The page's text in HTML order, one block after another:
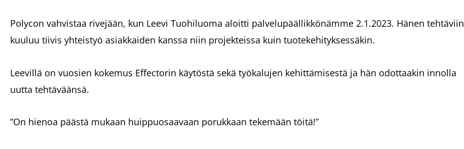
Polycon vahvistaa rivejään, kun Leevi Tuohiluoma aloitti palvelupäällikkönämme 2.1.2023. Hänen tehtäviin
kuuluu tiivis yhteistyö asiakkaiden kanssa niin projekteissa kuin tuotekehityksessäkin.
Leevillä on vuosien kokemus Effectorin käytöstä sekä työkalujen kehittämisestä ja hän odottaakin innolla
uutta tehtäväänsä.
”On hienoa päästä mukaan huippuosaavaan porukkaan tekemään töitä!”